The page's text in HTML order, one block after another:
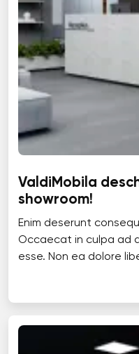
ValdiMobila
showroom!
Enim deserunt
Occaecat in culpa ad
esse. Non ea dolore